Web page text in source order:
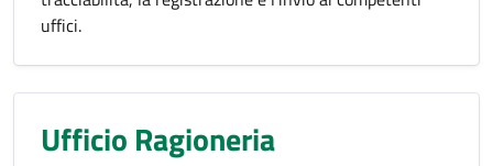
uffici.
Ufficio Ragioneria